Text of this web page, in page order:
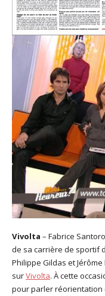
Vivolta – Fabrice
de sa carrière de sportif
Philippe Gildas et Jérôme
surVivolta. À cette
pour parler réorientation